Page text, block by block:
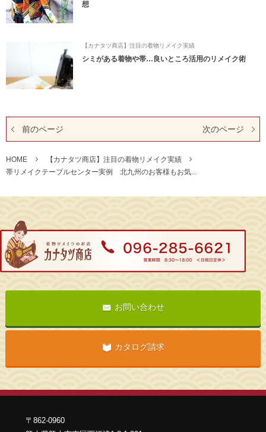
想
【カナタツ商店】注目の着物リメイク実績
シミがある着物や帯…良いところ活用のリメイク術
前のページ 次のページ
HOME
【カナタツ商店】注目の着物リメイク実績
帯リメイクテーブルセンター実例 北九州のお客様もお気...
お問い合わせ
カタログ請求
〒862-0960